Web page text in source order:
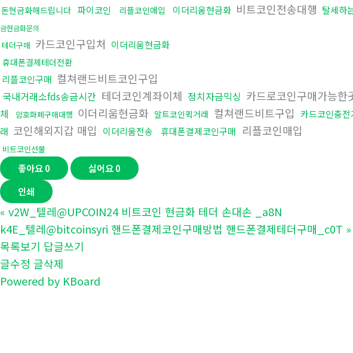
돈현금화해드립니다 파이코인 리플코인매입 이더리움현금화 비트코인전송대행 탈세하
금현금화문의
테더구매 카드코인구입처 이더리움현금화
휴대폰결제테더전환
리플코인구매 컬쳐랜드비트코인구입
국내거래소fds송금시간 테더코인계좌이체 정치자금믹싱 카드로코인구매가능한
체
암호화폐구매대행 이더리움현금화 알트코인퀵거래 컬쳐랜드비트구입 카드코인충전
래 코인해외지갑 매입 이더리움전송 휴대폰결제코인구매 리플코인매입
비트코인선물
좋아요0 싫어요0
인쇄
« v2W_텔레@UPCOIN24 비트코인 현금화 테더 손대손 _a8N
k4E_텔레@bitcoinsyri 핸드폰결제코인구매방법 핸드폰결제테더구매_c0T »
목록보기 답글쓰기
글수정 글삭제
Powered by KBoard